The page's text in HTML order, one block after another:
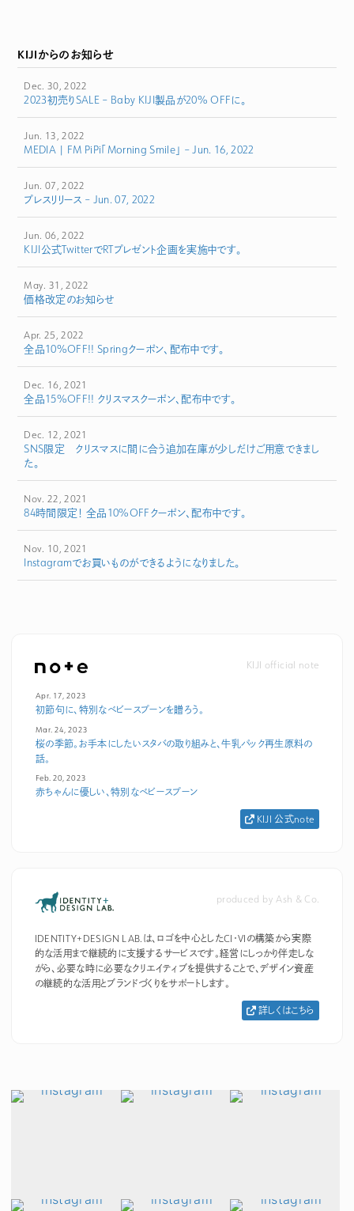
KIJIからのお知らせ
Dec. 30, 2022
2023初売りSALE – Baby KIJI製品が20% OFFに。
Jun. 13, 2022
MEDIA | FM PiPi「Morning Smile」 – Jun. 16, 2022
Jun. 07, 2022
プレスリリース – Jun. 07, 2022
Jun. 06, 2022
KIJI公式TwitterでRTプレゼント企画を実施中です。
May. 31, 2022
価格改定のお知らせ
Apr. 25, 2022
全品10%OFF!! Springクーポン、配布中です。
Dec. 16, 2021
全品15%OFF!! クリスマスクーポン、配布中です。
Dec. 12, 2021
SNS限定 クリスマスに間に合う追加在庫が少しだけご用意できまし
た。
Nov. 22, 2021
84時間限定！ 全品10%OFFクーポン、配布中です。
Nov. 10, 2021
Instagramでお買いものができるようになりました。
KIJI official note
Apr. 17, 2023
初節句に、特別なベビースプーンを贈ろう。
Mar. 24, 2023
桜の季節。お手本にしたいスタバの取り組みと、牛乳パック再生原料の
話。
Feb. 20, 2023
赤ちゃんに優しい、特別なベビースプーン
KIJI 公式note
produced by Ash & Co.
IDENTITY+DESIGN LAB.は、ロゴを中心としたCI・VIの構築から実際
的な活用まで継続的に支援するサービスです。経営にしっかり伴走しな
がら、必要な時に必要なクリエイティブを提供することで、デザイン資産
の継続的な活用とブランドづくりをサポートします。
詳しくはこちら